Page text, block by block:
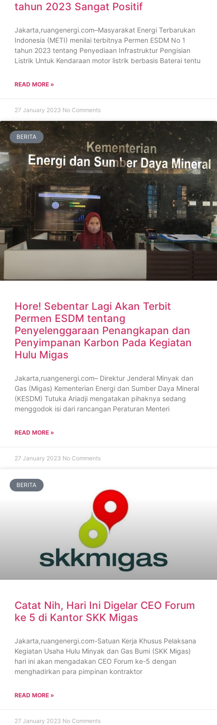
tahun 2023 Sangat Positif
Jakarta,ruangenergi.com–Masyarakat Energi Terbarukan
Indonesia (METI) menilai terbitnya Permen ESDM No 1
tahun 2023 tentang Penyediaan Infrastruktur Pengisian
Listrik Untuk Kendaraan motor listrik berbasis Baterai tentu
READ MORE »
27 January 2023 No Comments
BERITA
Hore! Sebentar Lagi Akan Terbit
Permen ESDM tentang
Penyelenggaraan Penangkapan dan
Penyimpanan Karbon Pada Kegiatan
Hulu Migas
Jakarta,ruangenergi.com– Direktur Jenderal Minyak dan
Gas (Migas) Kementerian Energi dan Sumber Daya Mineral
(KESDM) Tutuka Ariadji mengatakan pihaknya sedang
menggodok isi dari rancangan Peraturan Menteri
READ MORE »
27 January 2023 No Comments
BERITA
Catat Nih, Hari Ini Digelar CEO Forum
ke 5 di Kantor SKK Migas
Jakarta,ruangenergi.com-Satuan Kerja Khusus Pelaksana
Kegiatan Usaha Hulu Minyak dan Gas Bumi (SKK Migas)
hari ini akan mengadakan CEO Forum ke-5 dengan
menghadirkan para pimpinan kontraktor
READ MORE »
27 January 2023 No Comments